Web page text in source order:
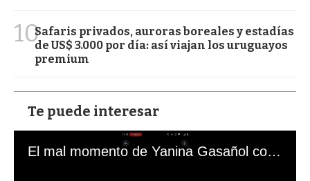
10Safaris privados, auroras boreales y estadías
de US$ 3.000 por día: así viajan los uruguayos
premium
Te puede interesar
El mal momento de Yanina Gasañol con un hincha argentino en "Subrayado"